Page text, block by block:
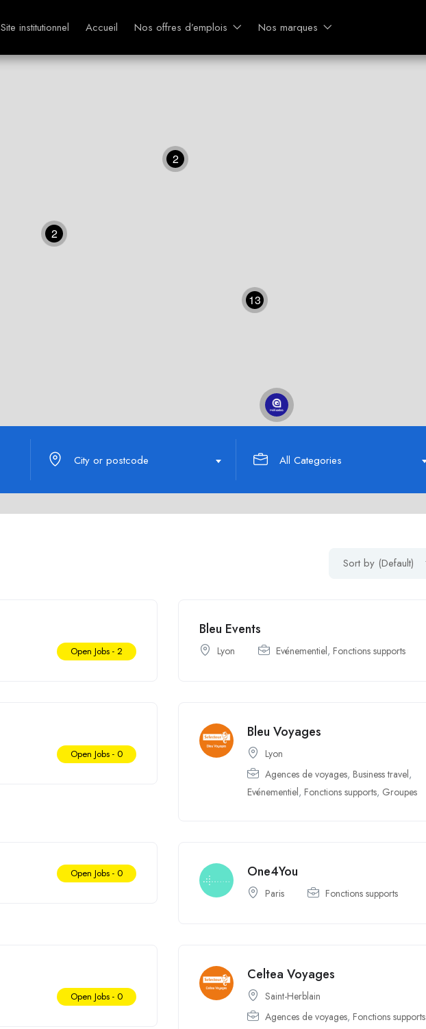
Site institutionnel Accueil Nos offres d’emplois Nos marques
2
2
13
City or postcode All Categories
Sort by (Default)
Open Jobs - 2
Bleu Events
Lyon Evénementiel, Fonctions supports
Open Jobs - 0
Bleu Voyages
Lyon
Agences de voyages, Business travel,
Evénementiel, Fonctions supports, Groupes
Open Jobs - 0 One4You
Paris Fonctions supports
Open Jobs - 0
Celtea Voyages
Saint-Herblain
Agences de voyages, Fonctions supports